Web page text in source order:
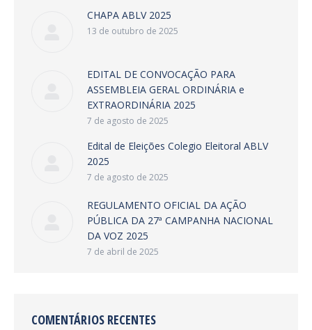
CHAPA ABLV 2025
13 de outubro de 2025
EDITAL DE CONVOCAÇÃO PARA
ASSEMBLEIA GERAL ORDINÁRIA e
EXTRAORDINÁRIA 2025
7 de agosto de 2025
Edital de Eleições Colegio Eleitoral ABLV
2025
7 de agosto de 2025
REGULAMENTO OFICIAL DA AÇÃO
PÚBLICA DA 27ª CAMPANHA NACIONAL
DA VOZ 2025
7 de abril de 2025
COMENTÁRIOS RECENTES